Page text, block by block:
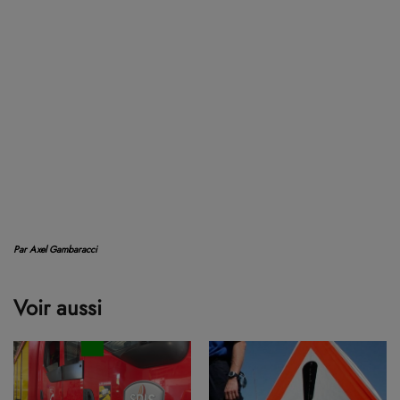
Par Axel Gambaracci
Voir aussi